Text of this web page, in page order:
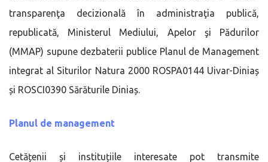
transparenţa decizională în administraţia publică,
republicată, Ministerul Mediului, Apelor şi Pădurilor
(MMAP) supune dezbaterii publice Planul de Management
integrat al Siturilor Natura 2000 ROSPA0144 Uivar-Diniaș
și ROSCI0390 Sărăturile Diniaș.
Planul de management
Cetățenii și instituțiile interesate pot transmite